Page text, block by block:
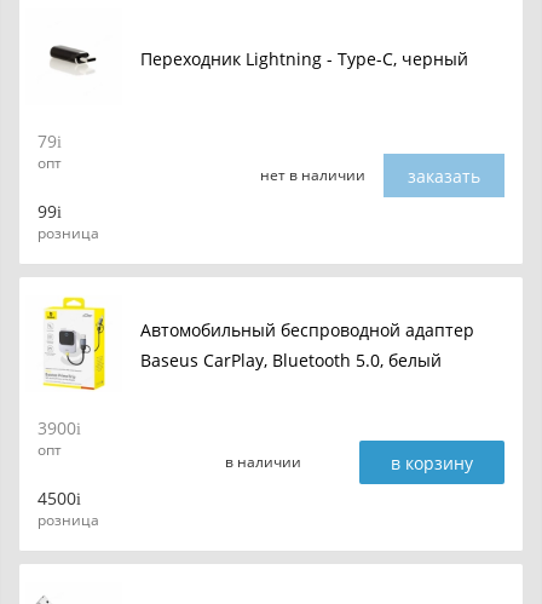
Переходник Lightning - Type-C, черный
79
опт
99
розница
нет в наличии заказать
Автомобильный беспроводной адаптер
Baseus CarPlay, Bluetooth 5.0, белый
3900
опт
4500
розница
в наличии в корзину